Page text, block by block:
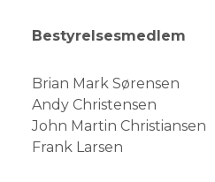
Bestyrelsesmedlem
Brian Mark Sørensen
Andy Christensen
John Martin Christiansen
Frank Larsen